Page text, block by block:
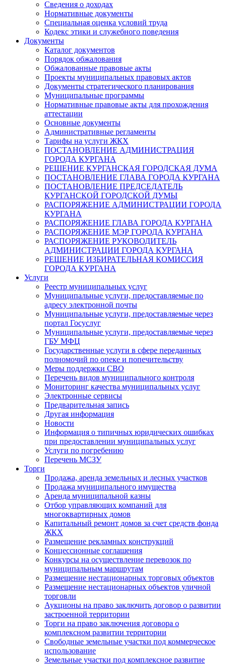
Сведения о доходах
Нормативные документы
Специальная оценка условий труда
Кодекс этики и служебного поведения
Документы
Каталог документов
Порядок обжалования
Обжалованные правовые акты
Проекты муниципальных правовых актов
Документы стратегического планирования
Муниципальные программы
Нормативные правовые акты для прохождения
аттестации
Основные документы
Административные регламенты
Тарифы на услуги ЖКХ
ПОСТАНОВЛЕНИЕ АДМИНИСТРАЦИЯ
ГОРОДА КУРГАНА
РЕШЕНИЕ КУРГАНСКАЯ ГОРОДСКАЯ ДУМА
ПОСТАНОВЛЕНИЕ ГЛАВА ГОРОДА КУРГАНА
ПОСТАНОВЛЕНИЕ ПРЕДСЕДАТЕЛЬ
КУРГАНСКОЙ ГОРОДСКОЙ ДУМЫ
РАСПОРЯЖЕНИЕ АДМИНИСТРАЦИИ ГОРОДА
КУРГАНА
РАСПОРЯЖЕНИЕ ГЛАВА ГОРОДА КУРГАНА
РАСПОРЯЖЕНИЕ МЭР ГОРОДА КУРГАНА
РАСПОРЯЖЕНИЕ РУКОВОДИТЕЛЬ
АДМИНИСТРАЦИИ ГОРОДА КУРГАНА
РЕШЕНИЕ ИЗБИРАТЕЛЬНАЯ КОМИССИЯ
ГОРОДА КУРГАНА
Услуги
Реестр муниципальных услуг
Муниципальные услуги, предоставляемые по
адресу электронной почты
Муниципальные услуги, предоставляемые через
портал Госуслуг
Муниципальные услуги, предоставляемые через
ГБУ МФЦ
Государственные услуги в сфере переданных
полномочий по опеке и попечительству
Меры поддержки СВО
Перечень видов муниципального контроля
Мониторинг качества муниципальных услуг
Электронные сервисы
Предварительная запись
Другая информация
Новости
Информация о типичных юридических ошибках
при предоставлении муниципальных услуг
Услуги по погребению
Перечень МСЗУ
Торги
Продажа, аренда земельных и лесных участков
Продажа муниципального имущества
Аренда муниципальной казны
Отбор управляющих компаний для
многоквартирных домов
Капитальный ремонт домов за счет средств фонда
ЖКХ
Размещение рекламных конструкций
Концессионные соглашения
Конкурсы на осуществление перевозок по
муниципальным маршрутам
Размещение нестационарных торговых объектов
Размещение нестационарных объектов уличной
торговли
Аукционы на право заключить договор о развитии
застроенной территории
Торги на право заключения договора о
комплексном развитии территории
Свободные земельные участки под коммерческое
использование
Земельные участки под комплексное развитие